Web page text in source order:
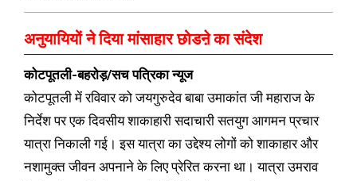
अनुयायियों ने दिया मांसाहार छोडऩे का संदेश
कोटपूतली-बहरोड़/सच पत्रिका न्यूज
कोटपूतली में रविवार को जयगुरुदेव बाबा उमाकांत जी महाराज के
निर्देश पर एक दिवसीय शाकाहारी सदाचारी सतयुग आगमन प्रचार
यात्रा निकाली गई। इस यात्रा का उद्देश्य लोगों को शाकाहार और
नशामुक्त जीवन अपनाने के लिए प्रेरित करना था। यात्रा उमराव